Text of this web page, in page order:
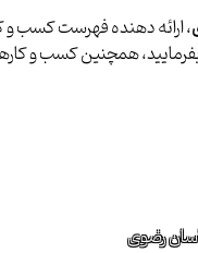
، ارائه دهنده فهرست کسب و
همچنین کسب و
رضوی